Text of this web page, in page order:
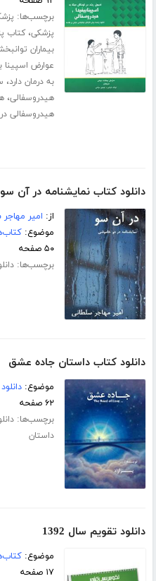
برچسب‌ها:
پزشکی،کتاب
بیماران
عوارض اسپینا
به درمان دارد،
هیدروسفالی،
هیدروسفالی
دانلود کتاب نمایشنامه در آن سو
از: امیر
موضوع:
۵۰ صفحه
برچسب‌ها:
دانلود کتاب داستان جاده عشق
موضوع:
۶۲ صفحه
برچسب‌ها:
داستان
دانلود تقویم سال 1392
موضوع:
۱۷ صفحه